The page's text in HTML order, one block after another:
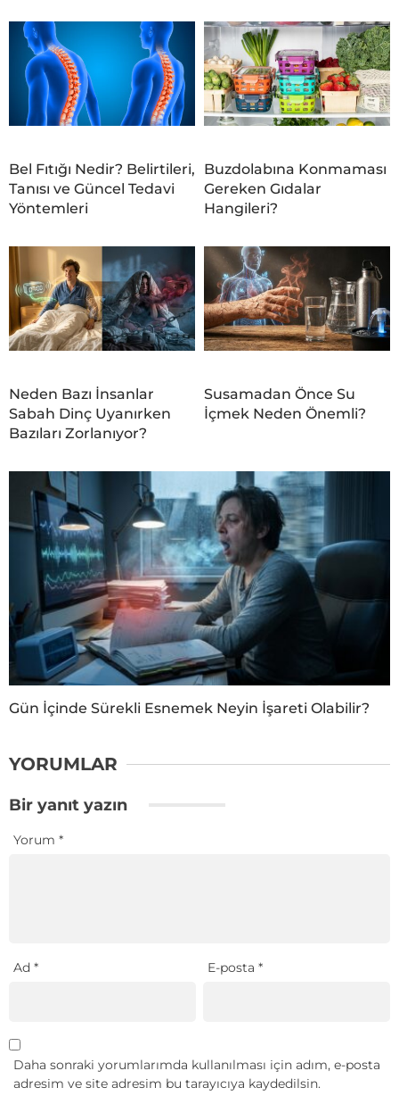
Bel Fıtığı Nedir? Belirtileri,
Tanısı ve Güncel Tedavi
Yöntemleri
Buzdolabına Konmaması
Gereken Gıdalar
Hangileri?
Neden Bazı İnsanlar
Sabah Dinç Uyanırken
Bazıları Zorlanıyor?
Susamadan Önce Su
İçmek Neden Önemli?
Gün İçinde Sürekli Esnemek Neyin İşareti Olabilir?
YORUMLAR
Bir yanıt yazın
Yorum *
Ad * E-posta*
Daha sonraki yorumlarımda kullanılması için adım, e-posta
adresim ve site adresim bu tarayıcıya kaydedilsin.